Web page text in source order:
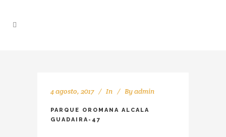
4 agosto, 2017 In Byadmin
PARQUE OROMANA ALCALA
GUADAIRA-47